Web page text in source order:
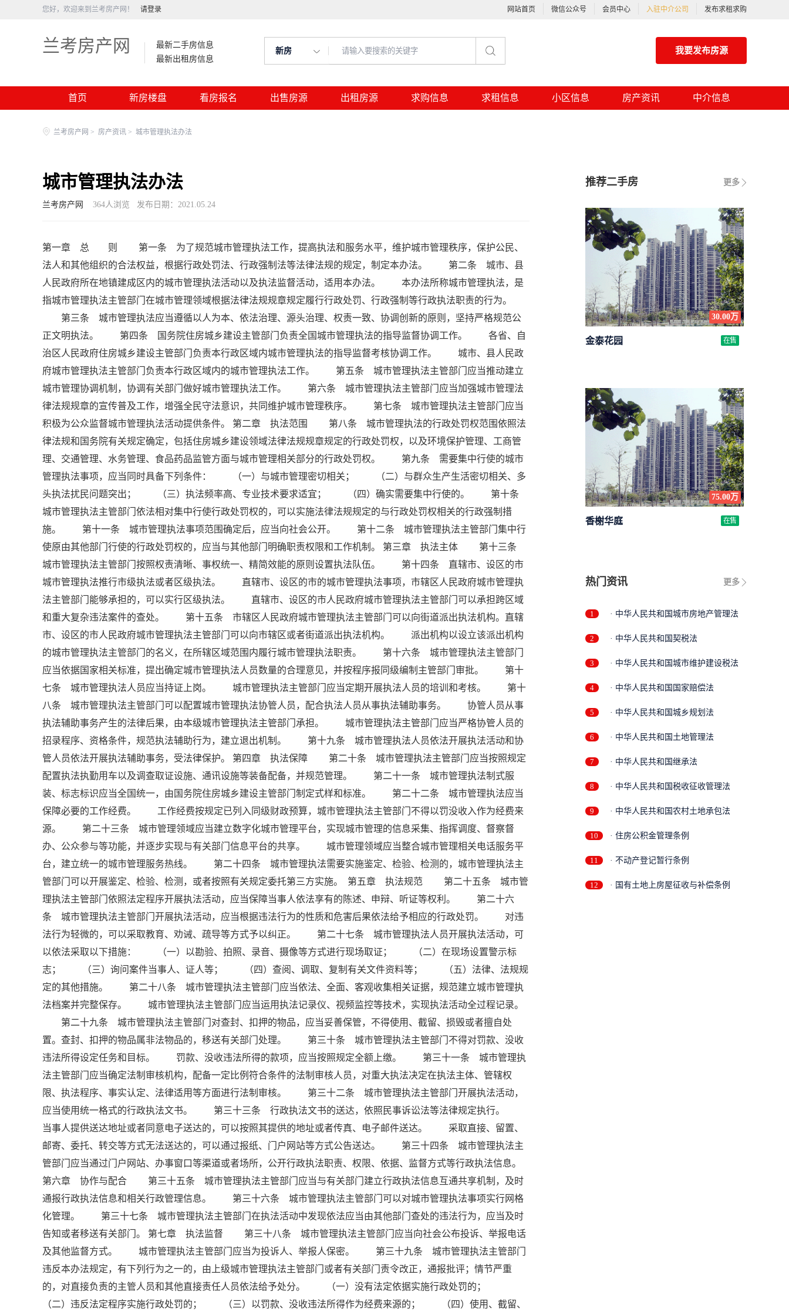
您好，欢迎来到兰考房产网！ 请登录 网站首页 微信公众号 会员中心 入驻中介公司 发布求租求购
兰考房产网
最新二手房信息
最新出租房信息
新房 我要发布房源
首页 新房楼盘 看房报名 出售房源 出租房源 求购信息 求租信息 小区信息 房产资讯 中介信息
兰考房产网 > 房产资讯 > 城市管理执法办法
城市管理执法办法
兰考房产网 364人浏览 发布日期：2021.05.24
第一章 总 则 第一条 为了规范城市管理执法工作，提高执法和服务水平，维护城市管理秩序，保护公民、
法人和其他组织的合法权益，根据行政处罚法、行政强制法等法律法规的规定，制定本办法。 第二条 城市、县
人民政府所在地镇建成区内的城市管理执法活动以及执法监督活动，适用本办法。 本办法所称城市管理执法，是
指城市管理执法主管部门在城市管理领域根据法律法规规章规定履行行政处罚、行政强制等行政执法职责的行为。
第三条 城市管理执法应当遵循以人为本、依法治理、源头治理、权责一致、协调创新的原则，坚持严格规范公
正文明执法。 第四条 国务院住房城乡建设主管部门负责全国城市管理执法的指导监督协调工作。 各省、自
治区人民政府住房城乡建设主管部门负责本行政区域内城市管理执法的指导监督考核协调工作。 城市、县人民政
府城市管理执法主管部门负责本行政区域内的城市管理执法工作。 第五条 城市管理执法主管部门应当推动建立
城市管理协调机制，协调有关部门做好城市管理执法工作。 第六条 城市管理执法主管部门应当加强城市管理法
律法规规章的宣传普及工作，增强全民守法意识，共同维护城市管理秩序。 第七条 城市管理执法主管部门应当
积极为公众监督城市管理执法活动提供条件。 第二章 执法范围 第八条 城市管理执法的行政处罚权范围依照法
律法规和国务院有关规定确定，包括住房城乡建设领域法律法规规章规定的行政处罚权，以及环境保护管理、工商管
理、交通管理、水务管理、食品药品监管方面与城市管理相关部分的行政处罚权。 第九条 需要集中行使的城市
管理执法事项，应当同时具备下列条件： （一）与城市管理密切相关； （二）与群众生产生活密切相关、多
头执法扰民问题突出； （三）执法频率高、专业技术要求适宜； （四）确实需要集中行使的。 第十条
城市管理执法主管部门依法相对集中行使行政处罚权的，可以实施法律法规规定的与行政处罚权相关的行政强制措
施。 第十一条 城市管理执法事项范围确定后，应当向社会公开。 第十二条 城市管理执法主管部门集中行
使原由其他部门行使的行政处罚权的，应当与其他部门明确职责权限和工作机制。 第三章 执法主体 第十三条
城市管理执法主管部门按照权责清晰、事权统一、精简效能的原则设置执法队伍。 第十四条 直辖市、设区的市
城市管理执法推行市级执法或者区级执法。 直辖市、设区的市的城市管理执法事项，市辖区人民政府城市管理执
法主管部门能够承担的，可以实行区级执法。 直辖市、设区的市人民政府城市管理执法主管部门可以承担跨区域
和重大复杂违法案件的查处。 第十五条 市辖区人民政府城市管理执法主管部门可以向街道派出执法机构。直辖
市、设区的市人民政府城市管理执法主管部门可以向市辖区或者街道派出执法机构。 派出机构以设立该派出机构
的城市管理执法主管部门的名义，在所辖区域范围内履行城市管理执法职责。 第十六条 城市管理执法主管部门
应当依据国家相关标准，提出确定城市管理执法人员数量的合理意见，并按程序报同级编制主管部门审批。 第十
七条 城市管理执法人员应当持证上岗。 城市管理执法主管部门应当定期开展执法人员的培训和考核。 第十
八条 城市管理执法主管部门可以配置城市管理执法协管人员，配合执法人员从事执法辅助事务。 协管人员从事
执法辅助事务产生的法律后果，由本级城市管理执法主管部门承担。 城市管理执法主管部门应当严格协管人员的
招录程序、资格条件，规范执法辅助行为，建立退出机制。 第十九条 城市管理执法人员依法开展执法活动和协
管人员依法开展执法辅助事务，受法律保护。 第四章 执法保障 第二十条 城市管理执法主管部门应当按照规定
配置执法执勤用车以及调查取证设施、通讯设施等装备配备，并规范管理。 第二十一条 城市管理执法制式服
装、标志标识应当全国统一，由国务院住房城乡建设主管部门制定式样和标准。 第二十二条 城市管理执法应当
保障必要的工作经费。 工作经费按规定已列入同级财政预算，城市管理执法主管部门不得以罚没收入作为经费来
源。 第二十三条 城市管理领域应当建立数字化城市管理平台，实现城市管理的信息采集、指挥调度、督察督
办、公众参与等功能，并逐步实现与有关部门信息平台的共享。 城市管理领域应当整合城市管理相关电话服务平
台，建立统一的城市管理服务热线。 第二十四条 城市管理执法需要实施鉴定、检验、检测的，城市管理执法主
管部门可以开展鉴定、检验、检测，或者按照有关规定委托第三方实施。 第五章 执法规范 第二十五条 城市管
理执法主管部门依照法定程序开展执法活动，应当保障当事人依法享有的陈述、申辩、听证等权利。 第二十六
条 城市管理执法主管部门开展执法活动，应当根据违法行为的性质和危害后果依法给予相应的行政处罚。 对违
法行为轻微的，可以采取教育、劝诫、疏导等方式予以纠正。 第二十七条 城市管理执法人员开展执法活动，可
以依法采取以下措施： （一）以勘验、拍照、录音、摄像等方式进行现场取证； （二）在现场设置警示标
志； （三）询问案件当事人、证人等； （四）查阅、调取、复制有关文件资料等； （五）法律、法规规
定的其他措施。 第二十八条 城市管理执法主管部门应当依法、全面、客观收集相关证据，规范建立城市管理执
法档案并完整保存。 城市管理执法主管部门应当运用执法记录仪、视频监控等技术，实现执法活动全过程记录。
第二十九条 城市管理执法主管部门对查封、扣押的物品，应当妥善保管，不得使用、截留、损毁或者擅自处
置。查封、扣押的物品属非法物品的，移送有关部门处理。 第三十条 城市管理执法主管部门不得对罚款、没收
违法所得设定任务和目标。 罚款、没收违法所得的款项，应当按照规定全额上缴。 第三十一条 城市管理执
法主管部门应当确定法制审核机构，配备一定比例符合条件的法制审核人员，对重大执法决定在执法主体、管辖权
限、执法程序、事实认定、法律适用等方面进行法制审核。 第三十二条 城市管理执法主管部门开展执法活动，
应当使用统一格式的行政执法文书。 第三十三条 行政执法文书的送达，依照民事诉讼法等法律规定执行。
当事人提供送达地址或者同意电子送达的，可以按照其提供的地址或者传真、电子邮件送达。 采取直接、留置、
邮寄、委托、转交等方式无法送达的，可以通过报纸、门户网站等方式公告送达。 第三十四条 城市管理执法主
管部门应当通过门户网站、办事窗口等渠道或者场所，公开行政执法职责、权限、依据、监督方式等行政执法信息。
第六章 协作与配合 第三十五条 城市管理执法主管部门应当与有关部门建立行政执法信息互通共享机制，及时
通报行政执法信息和相关行政管理信息。 第三十六条 城市管理执法主管部门可以对城市管理执法事项实行网格
化管理。 第三十七条 城市管理执法主管部门在执法活动中发现依法应当由其他部门查处的违法行为，应当及时
告知或者移送有关部门。 第七章 执法监督 第三十八条 城市管理执法主管部门应当向社会公布投诉、举报电话
及其他监督方式。 城市管理执法主管部门应当为投诉人、举报人保密。 第三十九条 城市管理执法主管部门
违反本办法规定，有下列行为之一的，由上级城市管理执法主管部门或者有关部门责令改正，通报批评；情节严重
的，对直接负责的主管人员和其他直接责任人员依法给予处分。 （一）没有法定依据实施行政处罚的；
（二）违反法定程序实施行政处罚的； （三）以罚款、没收违法所得作为经费来源的； （四）使用、截留、
更多
推荐二手房
30.00万
金泰花园 在售
75.00万
香榭华庭 在售
更多
热门资讯
1 · 中华人民共和国城市房地产管理法
2 · 中华人民共和国契税法
3 · 中华人民共和国城市维护建设税法
4 · 中华人民共和国国家赔偿法
5 · 中华人民共和国城乡规划法
6 · 中华人民共和国土地管理法
7 · 中华人民共和国继承法
8 · 中华人民共和国税收征收管理法
9 · 中华人民共和国农村土地承包法
10 · 住房公积金管理条例
11 · 不动产登记暂行条例
12 · 国有土地上房屋征收与补偿条例